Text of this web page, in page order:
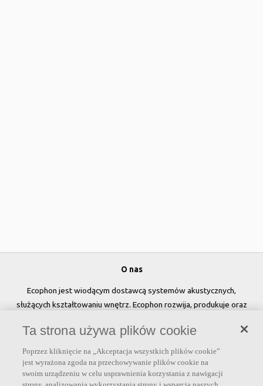
O nas
Ecophon jest wiodącym dostawcą systemów akustycznych,
służących kształtowaniu wnętrz. Ecophon rozwija, produkuje oraz
sufitowe, które przyczyniają się do tworzenia przyjaznego i
zdrowego klimatu w pomieszczeniach, poprawy jakości życia oraz
samopoczucia i wydajności użytkowników.
Dołącz do nas
Ta strona używa plików cookie
Poprzez kliknięcie na „Akceptacja wszystkich plików cookie”
jest wyrażona zgoda na przechowywanie plików cookie na
swoim urządzeniu w celu usprawnienia korzystania z nawigacji